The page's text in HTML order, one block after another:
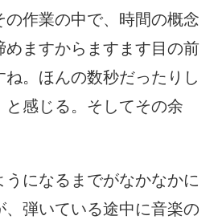
の作業の中で、時間の概念
めますからますます目の前
。ほんの数秒だったりし
と感じる。そしてその余
うになるまでがなかなかに
、弾いている途中に音楽の